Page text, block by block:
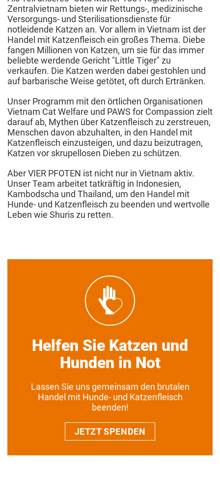
Zentralvietnam bieten wir Rettungs-, medizinische
Versorgungs- und Sterilisationsdienste für
notleidende Katzen an. Vor allem in Vietnam ist der
Handel mit Katzenfleisch ein großes Thema. Diebe
fangen Millionen von Katzen, um sie für das immer
beliebte werdende Gericht "Little Tiger" zu
verkaufen. Die Katzen werden dabei gestohlen und
auf barbarische Weise getötet, oft durch Ertränken.
Unser Programm mit den örtlichen Organisationen
Vietnam Cat Welfare und PAWS for Compassion zielt
darauf ab, Mythen über Katzenfleisch zu zerstreuen,
Menschen davon abzuhalten, in den Handel mit
Katzenfleisch einzusteigen, und dazu beizutragen,
Katzen vor skrupellosen Dieben zu schützen.
Aber VIER PFOTEN ist nicht nur in Vietnam aktiv.
Unser Team arbeitet tatkräftig in Indonesien,
Kambodscha und Thailand, um den Handel mit
Hunde- und Katzenfleisch zu beenden und wertvolle
Leben wie Shuris zu retten.
Helfen Sie Katzen und
Hunden in Not
Lassen Sie uns gemeinsam den brutalen
Handel mit Hunde- und Katzenfleisch
beenden!
JETZT SPENDEN